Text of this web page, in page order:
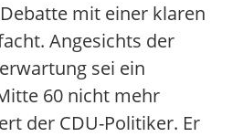
mit einer klaren
Angesichts der
sei ein
60 nicht mehr
der CDU-Politiker. Er